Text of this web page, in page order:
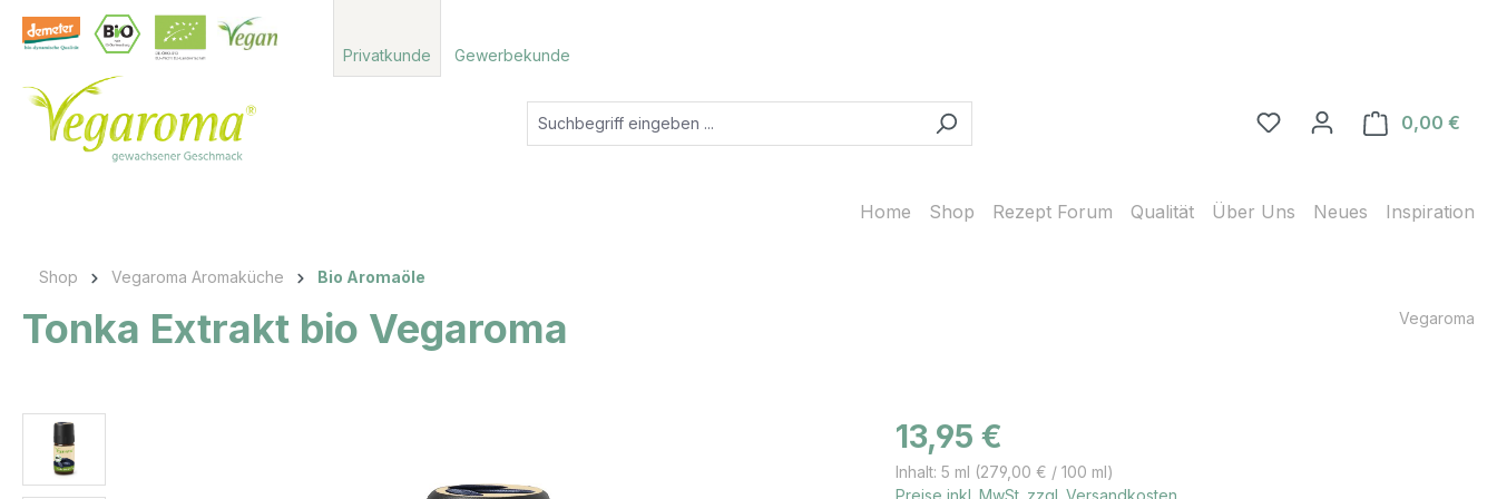
Hauptinhalt springen
Zur Suche springen
Zur Hauptnavigation springen
Privatkunde
Gewerbekunde
0,00 €
Home Shop Rezept Forum Qualität Über Uns Neues Inspiration
Shop Vegaroma Aromaküche Bio Aromaöle
Tonka Extrakt bio Vegaroma Vegaroma
Bildergalerie überspringen Regulärer Preis:
13,95 €
Inhalt: 5 ml (279,00 € / 100 ml)
Preise inkl. MwSt. zzgl. Versandkosten